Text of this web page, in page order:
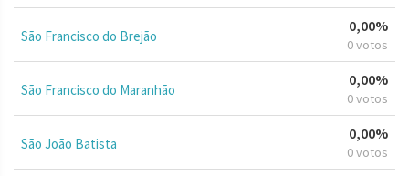
São Francisco do Brejão
0,00%
0 votos
São Francisco do Maranhão
0,00%
0 votos
São João Batista
0,00%
0 votos